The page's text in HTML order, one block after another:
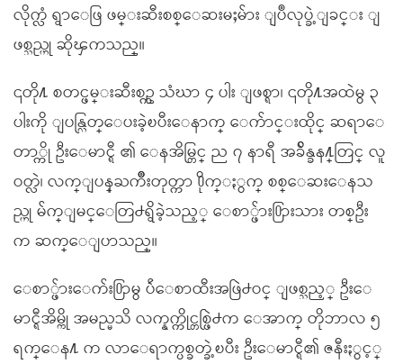
လိုက္လံ ရွာေဖြ ဖမ္းဆီးစစ္ေဆးမႈမ်ား ျပဳလုပ္ခဲ့ျခင္း ျ
ဖစ္သည္ဟု ဆိုၾကသည္။
၎တို႔ စတင္ဖမ္းဆီးစဥ္က သံဃာ ၄ ပါး ျဖစ္ရာ၊ ၎တို႔အထဲမွ ၃
ပါးကို ျပန္လြတ္ေပးခဲ့ၿပီးေနာက္ ေက်ာင္းထိုင္ ဆရာေ
တာ္ကို ဦးေမာင္ရီ ၏ ေနအိမ္တြင္ ည ၇ နာရီ အခ်ိန္ခန႔္တြင္ လူ
ဝတ္လဲ၊ လက္ျပန္ႀကိဳးတုတ္ကာ ႐ိုက္ႏွက္ စစ္ေဆးေနသ
ည္ဟု မ်က္ျမင္ေတြ႕ရွိခဲ့သည့္ ေစာ္ဖ်ား႐ြားသား တစ္ဦး
က ဆက္ေျပာသည္။
ေစာ္ဖ်ားေက်း႐ြာမွ ပ်ဴေစာထီးအဖြဲ႕ဝင္ ျဖစ္သည့္ ဦးေ
မာင္ရီအိမ္ကို အမည္မသိ လက္နက္ကိုင္တစ္ဖြဲ႕က ေအာက္ တိုဘာလ ၅
ရက္ေန႔ က လာေရာက္ပစ္ခတ္ခဲ့ၿပီး ဦးေမာင္ရီ၏ ဇနီးႏွင့္